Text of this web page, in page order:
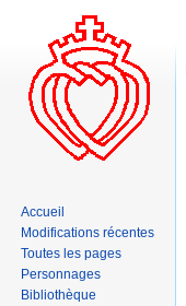
Accueil
Modifications récentes
Toutes les pages
Personnages
Bibliothèque